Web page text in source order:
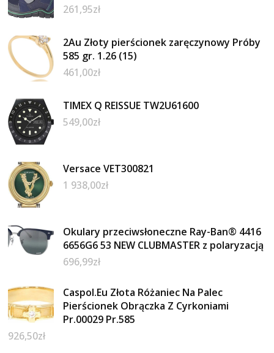
261,95zł
2Au Złoty pierścionek zaręczynowy Próby
585 gr. 1.26 (15)
461,00zł
TIMEX Q REISSUE TW2U61600
549,00zł
Versace VET300821
1 938,00zł
Okulary przeciwsłoneczne Ray-Ban® 4416
6656G6 53 NEW CLUBMASTER z polaryzacją
696,99zł
Caspol.Eu Złota Różaniec Na Palec
Pierścionek Obrączka Z Cyrkoniami
Pr.00029 Pr.585
926,50zł